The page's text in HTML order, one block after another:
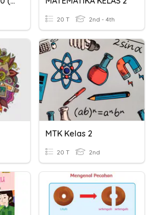
20 T 2nd - 4th
MTK Kelas 2
20 T 2nd